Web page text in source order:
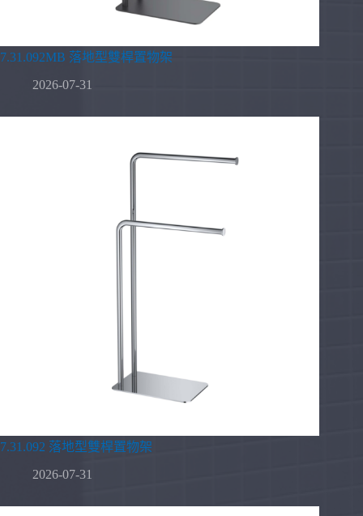
7.31.092MB 落地型雙桿置物架
2026-07-31
7.31.092 落地型雙桿置物架
2026-07-31